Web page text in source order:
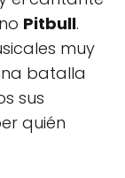
Pitbull.
muy
batalla
sus
quién